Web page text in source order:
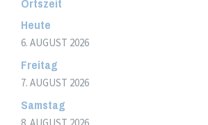
Ortszeit
Heute
6. AUGUST 2026
Freitag
7. AUGUST 2026
Samstag